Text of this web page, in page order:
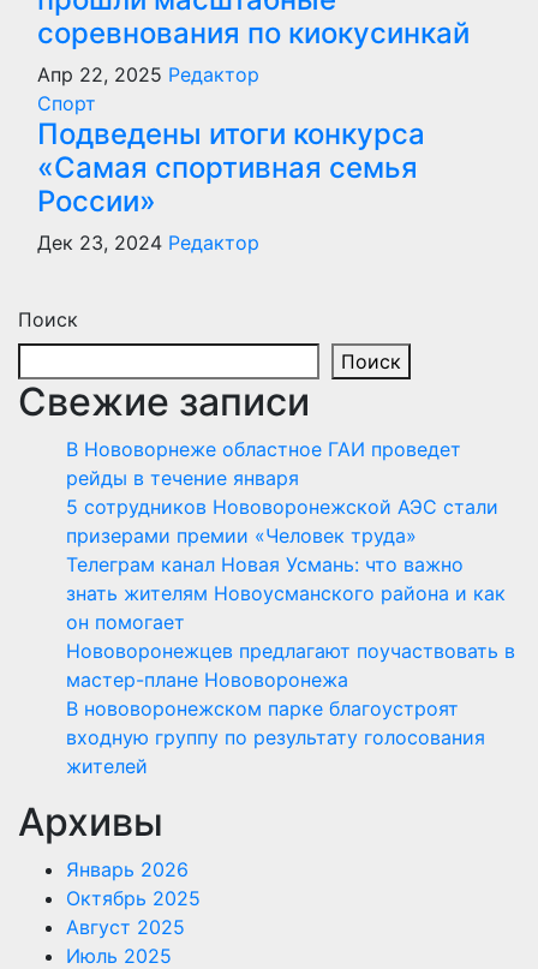
соревнования по киокусинкай
Апр 22, 2025 Редактор
Спорт
Подведены итоги конкурса
«Самая спортивная семья
России»
Дек 23, 2024 Редактор
Поиск
Поиск
Свежие записи
В Нововорнеже областное ГАИ проведет
рейды в течение января
5 сотрудников Нововоронежской АЭС стали
призерами премии «Человек труда»
Телеграм канал Новая Усмань: что важно
знать жителям Новоусманского района и как
он помогает
Нововоронежцев предлагают поучаствовать в
мастер-плане Нововоронежа
В нововоронежском парке благоустроят
входную группу по результату голосования
жителей
Архивы
Январь 2026
Октябрь 2025
Август 2025
Июль 2025